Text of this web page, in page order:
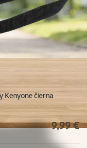
Kenyone čierna
0%
9,99 €